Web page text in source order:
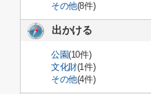
その他(8件)
出かける
公園(10件)
文化財(1件)
その他(4件)